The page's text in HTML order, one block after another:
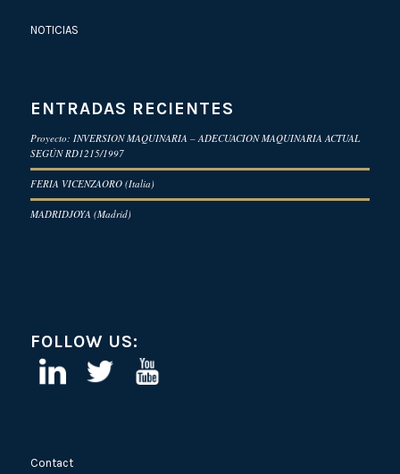
NOTICIAS
ENTRADAS RECIENTES
Proyecto: INVERSION MAQUINARIA – ADECUACION MAQUINARIA ACTUAL
SEGÚN RD1215/1997
FERIA VICENZAORO (Italia)
MADRIDJOYA (Madrid)
FOLLOW US:
Contact